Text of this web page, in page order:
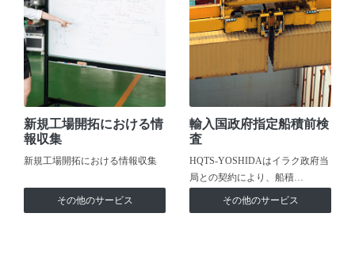
新規工場開拓における情
報収集
新規工場開拓における情報収集
その他のサービス
輸入国政府指定船積前検
査
HQTS-YOSHIDAはイラク政府当
局との契約により、船積…
その他のサービス